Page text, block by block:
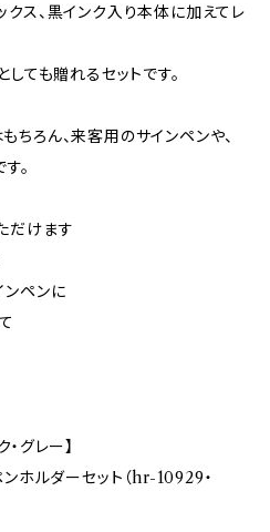
ス、黒インク入り本体に加えてレ
しても贈れるセットです。
ろん、来客用のサインペンや、
。
だけます
ンペンに
グレー】
ホルダーセット（hr-10929・